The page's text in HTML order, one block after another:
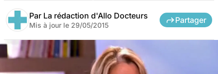
Par La rédaction d'Allo Docteurs
Mis à jour le 29/05/2015
Partager